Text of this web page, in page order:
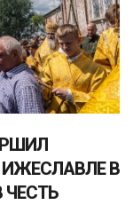
В
ЧЕСТЬ